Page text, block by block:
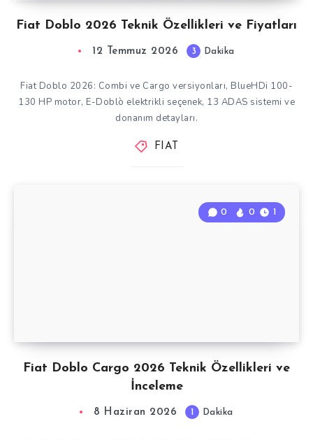
Fiat Doblo 2026 Teknik Özellikleri ve Fiyatları
12 Temmuz 2026 3 Dakika
Fiat Doblo 2026: Combi ve Cargo versiyonları, BlueHDi 100-
130 HP motor, E-Doblò elektrikli seçenek, 13 ADAS sistemi ve
donanım detayları.
FIAT
Fiat Doblo Cargo 2026 Teknik Özellikleri ve
İnceleme
0 0 1
8 Haziran 2026 1 Dakika